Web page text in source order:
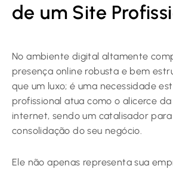
de um Site
No ambiente digital altamente
presença online robusta e bem
que um luxo; é uma necessidade
profissional atua como o alicerce
internet, sendo um catalisador
consolidação do seu negócio.
Ele não apenas representa sua